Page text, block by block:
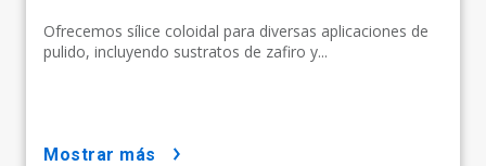
Ofrecemos sílice coloidal para diversas aplicaciones de
pulido, incluyendo sustratos de zafiro y...
mostrar más